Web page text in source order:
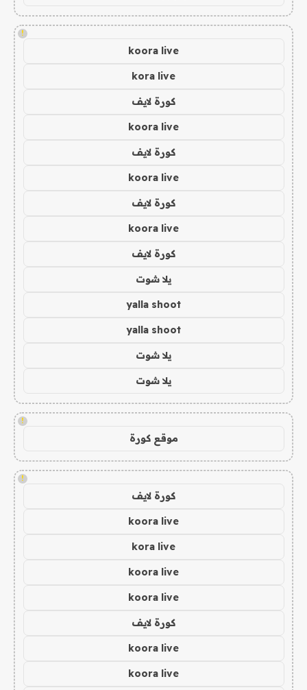
!
koora live
kora live
كورة لايف
koora live
كورة لايف
koora live
كورة لايف
koora live
كورة لايف
يلا شوت
yalla shoot
yalla shoot
يلا شوت
يلا شوت
!
موقع كورة
!
كورة لايف
koora live
kora live
koora live
koora live
كورة لايف
koora live
koora live